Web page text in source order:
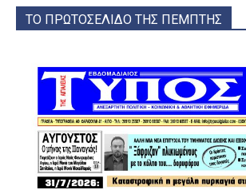
ΤΟ ΠΡΩΤΟΣΕΛΙΔΟ ΤΗΣ ΠΕΜΠΤΗΣ